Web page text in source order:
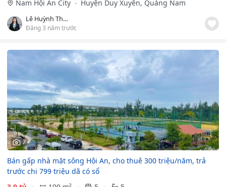
Nam Hội An City
Huyện Duy Xuyên, Quảng Nam
Lê Huỳnh Thanh Diệu
Đăng 3 năm trước
7
Bán gấp nhà mặt sông Hội An, cho thuê 300 triệu/năm, trả
trước chi 799 triệu dã có sổ